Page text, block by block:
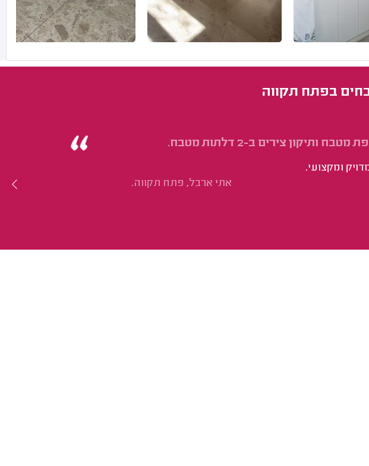
בפתח תקווה
ותיקון צירים ב-2 דלתות מטבח.
ומקצועי.
אתי ארבל, פתח תקווה.